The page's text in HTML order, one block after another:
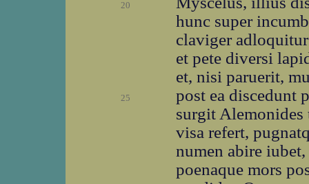
20
hunc super
claviger
et pete diversi
et, nisi paruerit,
25
post ea discedunt
surgit Alemonides
visa refert,
numen abire
poenaque mors